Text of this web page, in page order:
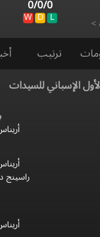
>
0/0/0
W D L
ترتيب
الإسباني للسيدات
راسينج